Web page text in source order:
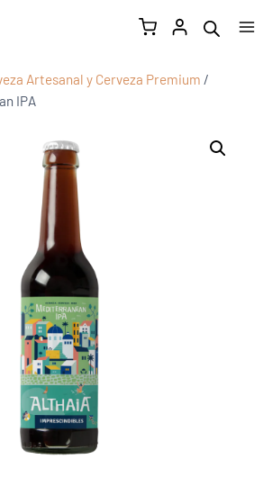
Artesanal y Cerveza Premium /
IPA